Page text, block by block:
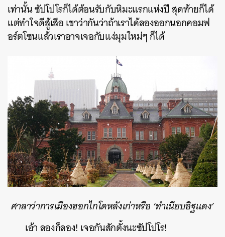
เท่านั้น ซัปโปโรก็ได้ต้อนรับกับหิมะแรกแห่งปี สุดท้ายก็ได้
แต่ทำใจดีสู้เสือ เขาว่ากันว่าถ้าเราได้ลองออกนอกคอมฟ
อร์ตโซนแล้วเราอาจเจอกับแง่มุมใหม่ๆ ก็ได้
ศาลาว่าการเมืองฮอกไกโดหลังเก่าหรือ ‘ทำเนียบอิฐแดง’
เอ้า ลองก็ลอง! เจอกันสักตั้งนะซัปโปโร!